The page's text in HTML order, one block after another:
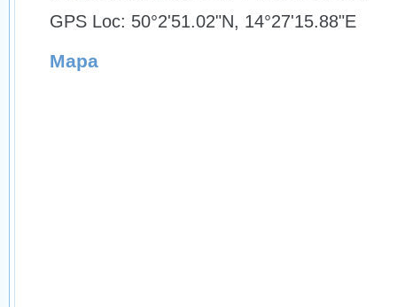
GPS Loc: 50°2'51.02"N, 14°27'15.88"E
Mapa